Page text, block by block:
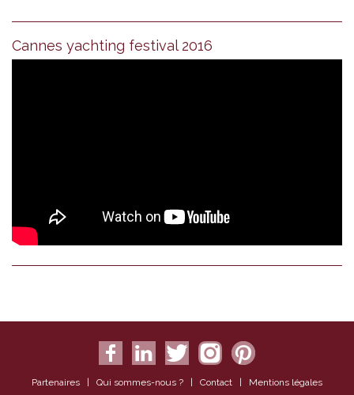
Cannes yachting festival 2016
Partenaires Qui sommes-nous ? Contact Mentions légales